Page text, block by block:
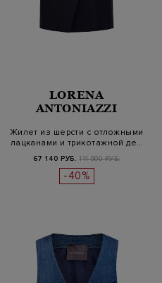
LORENA
ANTONIAZZI
Жилет из шерсти с отложными
лацканами и трикотажной де…
67 140 РУБ. 111 900 РУБ.
-40%